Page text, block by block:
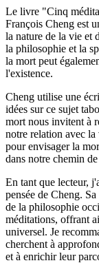
Le livre "Cinq
François Cheng est
la nature de la vie et
la philosophie et la
la mort peut
l'existence.
Cheng utilise une
idées sur ce sujet
mort nous invitent à
notre relation avec
pour envisager la
dans notre chemin
En tant que lecteur,
pensée de Cheng.
de la philosophie
méditations, offrant
universel. Je
cherchent à
et à enrichir leur